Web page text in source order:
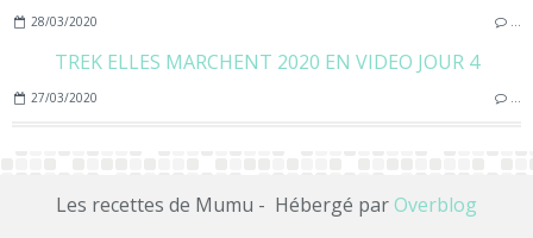
28/03/2020
TREK ELLES MARCHENT 2020 EN VIDEO JOUR 4
27/03/2020
Les recettes de Mumu - Hébergé parOverblog